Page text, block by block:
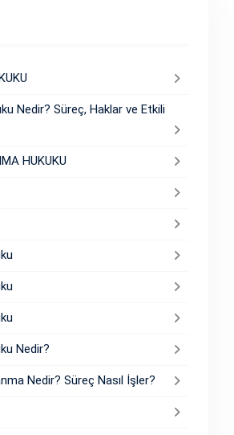
Nedir? Süreç, Haklar ve Etkili
HUKUKU
Nedir?
Nedir? Süreç Nasıl İşler?